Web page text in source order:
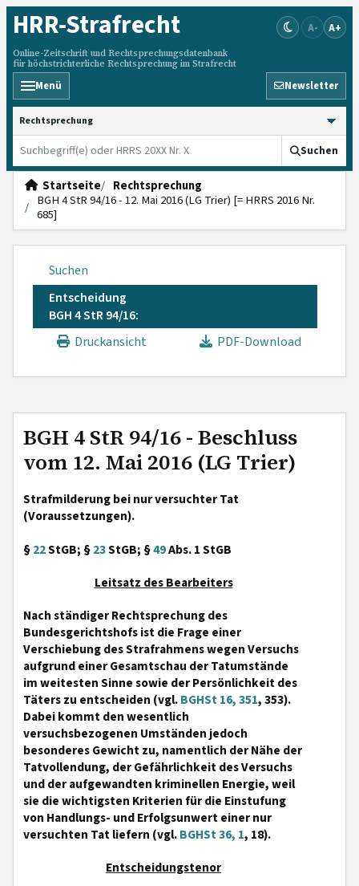
HRR-Strafrecht
Online-Zeitschrift und Rechtsprechungsdatenbank
für höchstrichterliche Rechtsprechung im Strafrecht
A- A+
Menü Newsletter
HRRS durchsuchen
Suchen
Startseite
Rechtsprechung
BGH 4 StR 94/16 - 12. Mai 2016 (LG Trier) [= HRRS 2016 Nr.
685]
Suchen
Entscheidung
BGH 4 StR 94/16:
Druckansicht
PDF-Download
BGH 4 StR 94/16 - Beschluss
vom 12. Mai 2016 (LG Trier)
Strafmilderung bei nur versuchter Tat
(Voraussetzungen).
§22StGB; §23StGB; §49Abs. 1 StGB
Leitsatz des Bearbeiters
Nach ständiger Rechtsprechung des
Bundesgerichtshofs ist die Frage einer
Verschiebung des Strafrahmens wegen Versuchs
aufgrund einer Gesamtschau der Tatumstände
im weitesten Sinne sowie der Persönlichkeit des
Täters zu entscheiden (vgl.BGHSt 16, 351, 353).
Dabei kommt den wesentlich
versuchsbezogenen Umständen jedoch
besonderes Gewicht zu, namentlich der Nähe der
Tatvollendung, der Gefährlichkeit des Versuchs
und der aufgewandten kriminellen Energie, weil
sie die wichtigsten Kriterien für die Einstufung
von Handlungs- und Erfolgsunwert einer nur
versuchten Tat liefern (vgl.BGHSt 36, 1, 18).
Entscheidungstenor